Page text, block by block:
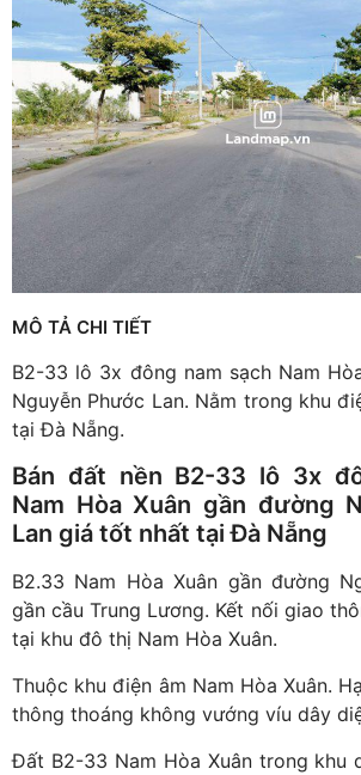
MÔ TẢ CHI TIẾT
B2-33 lô 3x đông nam sạch Nam
Nguyễn Phước Lan. Nằm trong khu
tại Đà Nẵng.
Bán đất nền B2-33 lô 3x
Nam Hòa Xuân gần đường
Lan giá tốt nhất tại Đà Nẵng
B2.33 Nam Hòa Xuân gần đường
gần cầu Trung Lương. Kết nối giao
tại khu đô thị Nam Hòa Xuân.
Thuộc khu điện âm Nam Hòa Xuân.
thông thoáng không vướng víu dây
Đất B2-33 Nam Hòa Xuân trong khu